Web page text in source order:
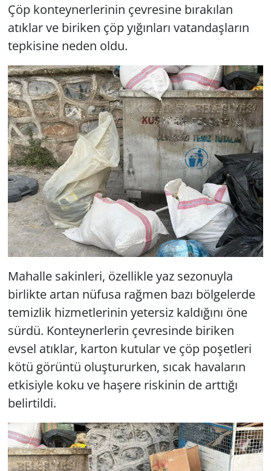
Çöp konteynerlerinin çevresine bırakılan
atıklar ve biriken çöp yığınları vatandaşların
tepkisine neden oldu.
Mahalle sakinleri, özellikle yaz sezonuyla
birlikte artan nüfusa rağmen bazı bölgelerde
temizlik hizmetlerinin yetersiz kaldığını öne
sürdü. Konteynerlerin çevresinde biriken
evsel atıklar, karton kutular ve çöp poşetleri
kötü görüntü oluştururken, sıcak havaların
etkisiyle koku ve haşere riskinin de arttığı
belirtildi.